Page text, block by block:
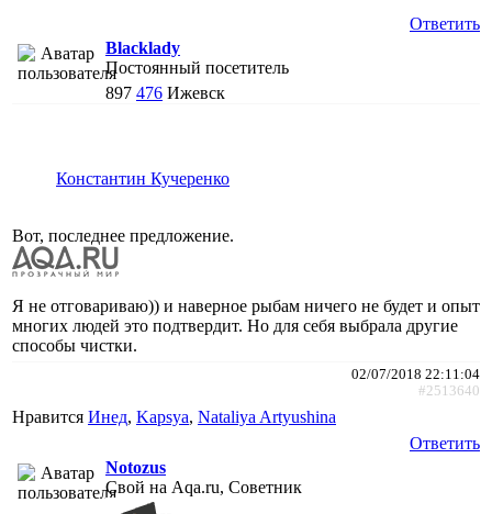
Ответить
Blacklady
Постоянный посетитель
897 476 Ижевск
Константин Кучеренко
Вот, последнее предложение.
Я не отговариваю)) и наверное рыбам ничего не будет и опыт
многих людей это подтвердит. Но для себя выбрала другие
способы чистки.
02/07/2018 22:11:04
#2513640
Нравится Инед, Kapsya, Nataliya Artyushina
Ответить
Notozus
Свой на Aqa.ru, Советник